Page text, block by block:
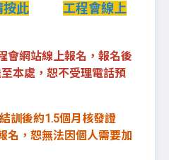
按此
工程會線上
會網站線上報名，報名後
本處，恕不受理電話預
訓後約1.5個月核發證
名，恕無法因個人需要加